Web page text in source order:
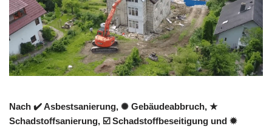
Nach ✔️ Asbestsanierung, ✺ Gebäudeabbruch, ★
Schadstoffsanierung, ☑️ Schadstoffbeseitigung und ✹